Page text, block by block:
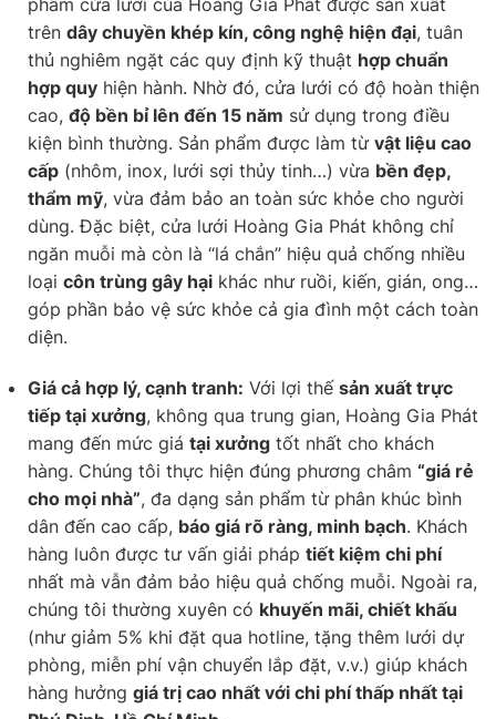
trên dây chuyền khép kín, công nghệ hiện đại, tuân
thủ nghiêm ngặt các quy định kỹ thuật hợp chuẩn
hợp quy hiện hành. Nhờ đó, cửa lưới có độ hoàn thiện
cao, độ bền bỉ lên đến 15 năm sử dụng trong điều
kiện bình thường. Sản phẩm được làm từ vật liệu cao
cấp (nhôm, inox, lưới sợi thủy tinh…) vừa bền đẹp,
thẩm mỹ, vừa đảm bảo an toàn sức khỏe cho người
dùng. Đặc biệt, cửa lưới Hoàng Gia Phát không chỉ
ngăn muỗi mà còn là “lá chắn” hiệu quả chống nhiều
loại côn trùng gây hại khác như ruồi, kiến, gián, ong…
góp phần bảo vệ sức khỏe cả gia đình một cách toàn
diện.
Giá cả hợp lý, cạnh tranh: Với lợi thế sản xuất trực
tiếp tại xưởng, không qua trung gian, Hoàng Gia Phát
mang đến mức giá tại xưởng tốt nhất cho khách
hàng. Chúng tôi thực hiện đúng phương châm “giá rẻ
cho mọi nhà”, đa dạng sản phẩm từ phân khúc bình
dân đến cao cấp, báo giá rõ ràng, minh bạch. Khách
hàng luôn được tư vấn giải pháp tiết kiệm chi phí
nhất mà vẫn đảm bảo hiệu quả chống muỗi. Ngoài ra,
chúng tôi thường xuyên có khuyến mãi, chiết khấu
(như giảm 5% khi đặt qua hotline, tặng thêm lưới dự
phòng, miễn phí vận chuyển lắp đặt, v.v.) giúp khách
hàng hưởng giá trị cao nhất với chi phí thấp nhất tại